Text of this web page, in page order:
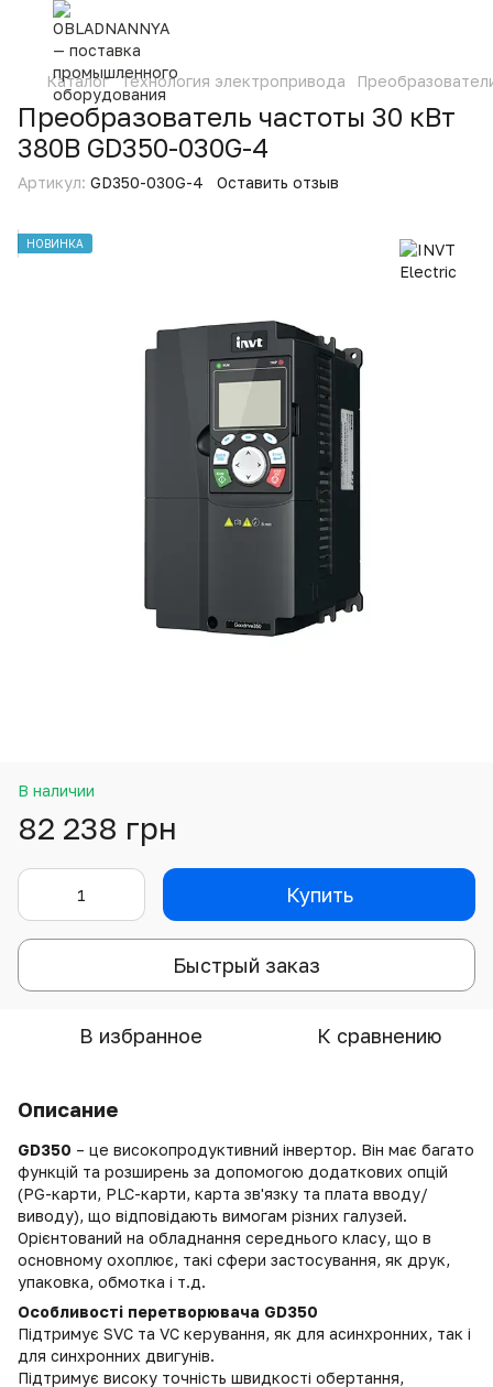
Каталог Технология электропривода
Преобразователь частоты 30 кВт
380В GD350-030G-4
Артикул: GD350-030G-4 Оставить отзыв
НОВИНКА
В наличии
82 238 грн
Купить
Быстрый заказ
В избранное К сравнению
Описание
GD350 – це високопродуктивний інвертор. Він має багато
функцій та розширень за допомогою додаткових опцій
(PG-карти, PLC-карти, карта зв'язку та плата вводу/
виводу), що відповідають вимогам різних галузей.
Орієнтований на обладнання середнього класу, що в
основному охоплює, такі сфери застосування, як друк,
упаковка, обмотка і т.д.
Особливості перетворювача GD350
Підтримує SVC та VC керування, як для асинхронних, так і
для синхронних двигунів.
Підтримує високу точність швидкості обертання,